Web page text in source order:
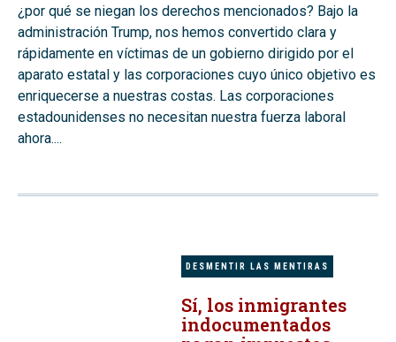
¿por qué se niegan los derechos mencionados? Bajo la
administración Trump, nos hemos convertido clara y
rápidamente en víctimas de un gobierno dirigido por el
aparato estatal y las corporaciones cuyo único objetivo es
enriquecerse a nuestras costas. Las corporaciones
estadounidenses no necesitan nuestra fuerza laboral
ahora....
DESMENTIR LAS MENTIRAS
Sí, los inmigrantes
indocumentados